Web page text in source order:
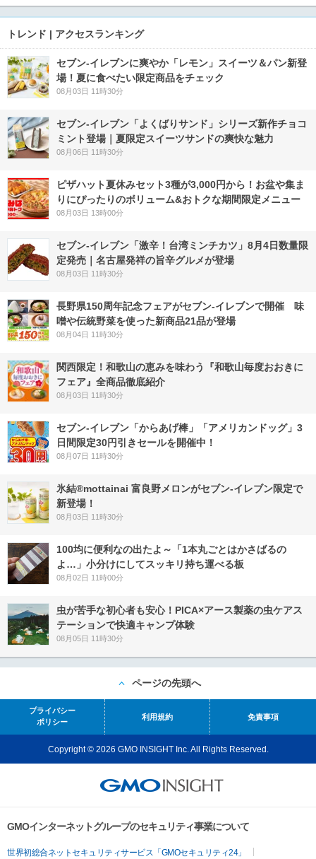
トレンド | アクセスランキング
セブン‐イレブンに爽やか「レモン」スイーツ＆パン新登
場！夏に食べたい限定商品をチェック
08月03日 11時30分
セブン‐イレブン「よくばりサンド」シリーズ新作チョコ
ミント登場｜夏限定スイーツサンドの爽快な魅力
08月06日 11時30分
ピザハット夏休みセット3種が3,000円から！お盆や集ま
りにぴったりのボリューム&おトクな期間限定メニュー
08月03日 13時00分
セブン-イレブン「激辛！台湾ミンチカツ」8月4日数量限
定発売｜名古屋発祥の旨辛グルメが登場
08月03日 11時30分
長野県150周年記念フェアがセブン-イレブンで開催 味
噌や伝統野菜を使った新商品21品が登場
08月04日 11時30分
関西限定！和歌山の恵みを味わう『和歌山毎度おおきに
フェア』全商品徹底紹介
08月03日 11時30分
セブン‐イレブン「からあげ棒」「アメリカンドッグ」3
日間限定30円引きセールを開催中！
08月07日 11時30分
氷結®mottainai 富良野メロンがセブン‐イレブン限定で
新登場！
08月03日 11時30分
100均に便利なの出たよ～「1本丸ごとはかさばるの
よ…」小分けにしてスッキリ持ち運べる板
08月02日 11時00分
虫が苦手な初心者も安心！PICA×アース製薬の虫ケアス
テーションで快適キャンプ体験
08月05日 11時30分
ページの先頭へ
プライバシー
ポリシー
利用規約 免責事項
Copyright © 2026 GMO INSIGHT Inc. All Rights Reserved.
GMOインターネットグループのセキュリティ事業について
世界初総合ネットセキュリティサービス「GMOセキュリティ24」